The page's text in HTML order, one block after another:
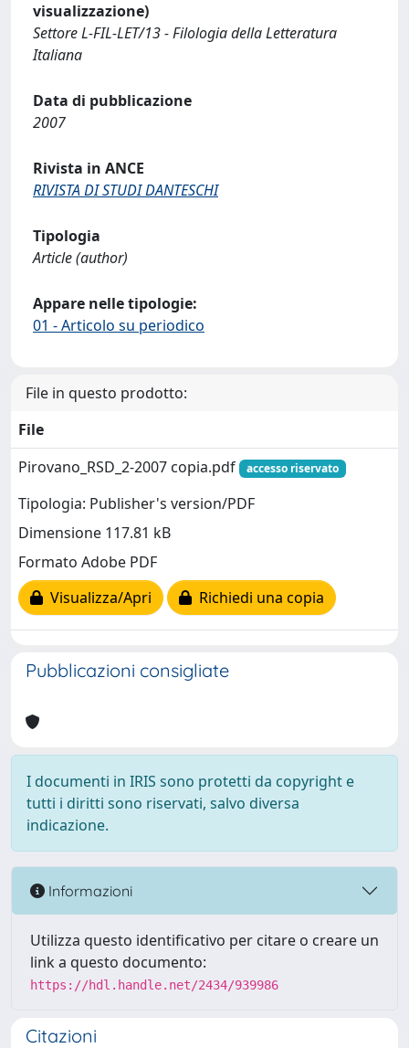
visualizzazione)
Settore L-FIL-LET/13 - Filologia della Letteratura
Italiana
Data di pubblicazione
2007
Rivista in ANCE
RIVISTA DI STUDI DANTESCHI
Tipologia
Article (author)
Appare nelle tipologie:
01 - Articolo su periodico
File in questo prodotto:
File
Pirovano_RSD_2-2007 copia.pdf
accesso riservato
Tipologia: Publisher's version/PDF
Dimensione 117.81 kB
Formato Adobe PDF
Visualizza/Apri
Richiedi una copia
Pubblicazioni consigliate
I documenti in IRIS sono protetti da copyright e
tutti i diritti sono riservati, salvo diversa
indicazione.
Informazioni
Utilizza questo identificativo per citare o creare un
link a questo documento:
https://hdl.handle.net/2434/939986
Citazioni